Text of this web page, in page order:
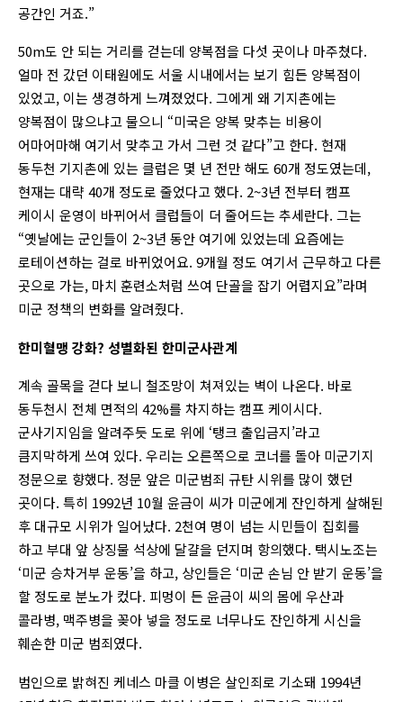
공간인 거죠.”
50m도 안 되는 거리를 걷는데 양복점을 다섯 곳이나 마주쳤다.
얼마 전 갔던 이태원에도 서울 시내에서는 보기 힘든 양복점이
있었고, 이는 생경하게 느껴졌었다. 그에게 왜 기지촌에는
양복점이 많으냐고 물으니 “미국은 양복 맞추는 비용이
어마어마해 여기서 맞추고 가서 그런 것 같다”고 한다. 현재
동두천 기지촌에 있는 클럽은 몇 년 전만 해도 60개 정도였는데,
현재는 대략 40개 정도로 줄었다고 했다. 2~3년 전부터 캠프
케이시 운영이 바뀌어서 클럽들이 더 줄어드는 추세란다. 그는
“옛날에는 군인들이 2~3년 동안 여기에 있었는데 요즘에는
로테이션하는 걸로 바뀌었어요. 9개월 정도 여기서 근무하고 다른
곳으로 가는, 마치 훈련소처럼 쓰여 단골을 잡기 어렵지요”라며
미군 정책의 변화를 알려줬다.
한미혈맹 강화? 성별화된 한미군사관계
계속 골목을 걷다 보니 철조망이 쳐져있는 벽이 나온다. 바로
동두천시 전체 면적의 42%를 차지하는 캠프 케이시다.
군사기지임을 알려주듯 도로 위에 ‘탱크 출입금지’라고
큼지막하게 쓰여 있다. 우리는 오른쪽으로 코너를 돌아 미군기지
정문으로 향했다. 정문 앞은 미군범죄 규탄 시위를 많이 했던
곳이다. 특히 1992년 10월 윤금이 씨가 미군에게 잔인하게 살해된
후 대규모 시위가 일어났다. 2천여 명이 넘는 시민들이 집회를
하고 부대 앞 상징물 석상에 달걀을 던지며 항의했다. 택시노조는
‘미군 승차거부 운동’을 하고, 상인들은 ‘미군 손님 안 받기 운동’을
할 정도로 분노가 컸다. 피멍이 든 윤금이 씨의 몸에 우산과
콜라병, 맥주병을 꽂아 넣을 정도로 너무나도 잔인하게 시신을
훼손한 미군 범죄였다.
범인으로 밝혀진 케네스 마클 이병은 살인죄로 기소돼 1994년